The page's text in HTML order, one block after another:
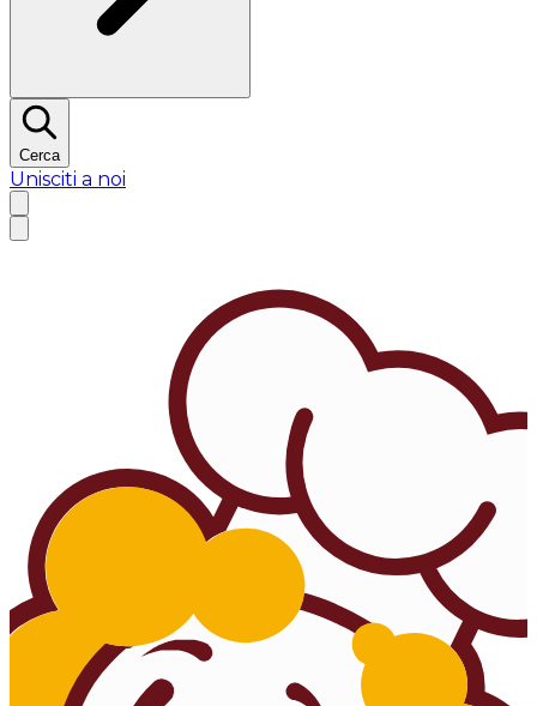
Cerca
Unisciti a noi